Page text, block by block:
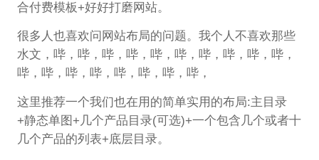
合付费模板+好好打磨网站。
很多人也喜欢问网站布局的问题。我个人不喜欢那些
水文，哔，哔，哔，哔，哔，哔，哔，哔，哔，哔，
哔，哔，哔，哔，哔，哔，哔，哔，
这里推荐一个我们也在用的简单实用的布局:主目录
+静态单图+几个产品目录(可选)+一个包含几个或者十
几个产品的列表+底层目录。